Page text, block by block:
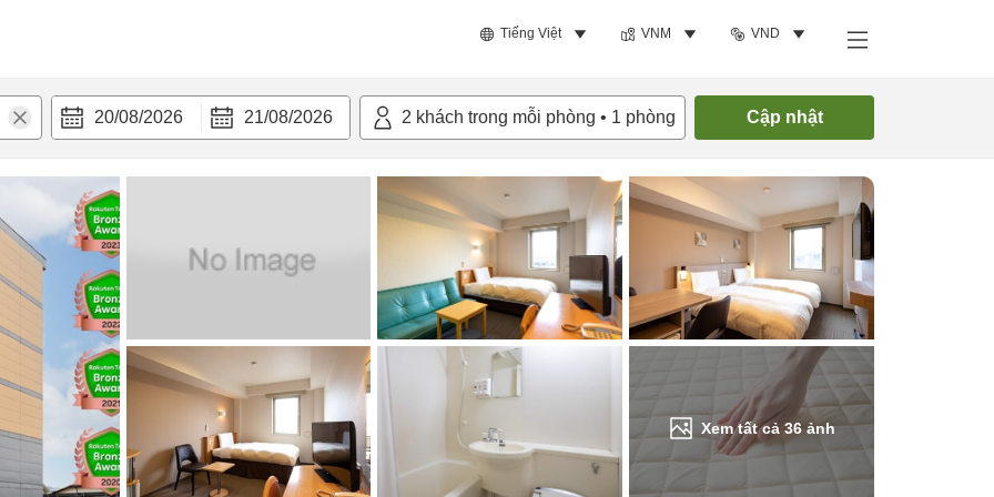
Tiếng Việt VNM VND
20/08/2026 21/08/2026 2 khách trong mỗi phòng • 1 phòng Cập nhật
Xem tất cả36 ảnh
bật Tiện nghi Tìm phòng trống